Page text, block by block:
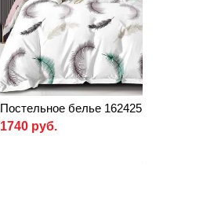
Постельное белье 162425
1740 руб.